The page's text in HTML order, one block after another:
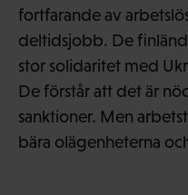
fortfarande av
deltidsjobb. De
stor solidaritet med
De förstår att det är
sanktioner. Men
bära olägenheterna